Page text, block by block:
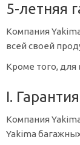
5-летняя
Компания
всей своей
Кроме того, для
I. Гарантия
Компания
Yakima